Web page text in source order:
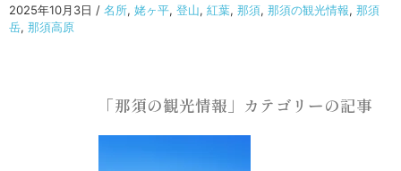
2025年10月3日 / 名所, 姥ヶ平, 登山, 紅葉, 那須, 那須の観光情報, 那須
岳, 那須高原
「那須の観光情報」カテゴリーの記事